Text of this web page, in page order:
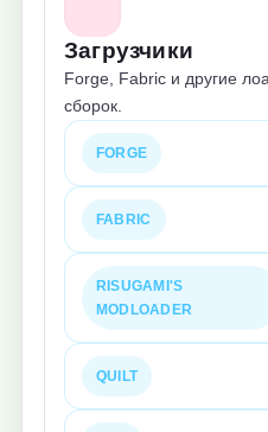
Загрузчики
Forge, Fabric и другие
сборок.
FORGE
FABRIC
RISUGAMI'S
MODLOADER
QUILT